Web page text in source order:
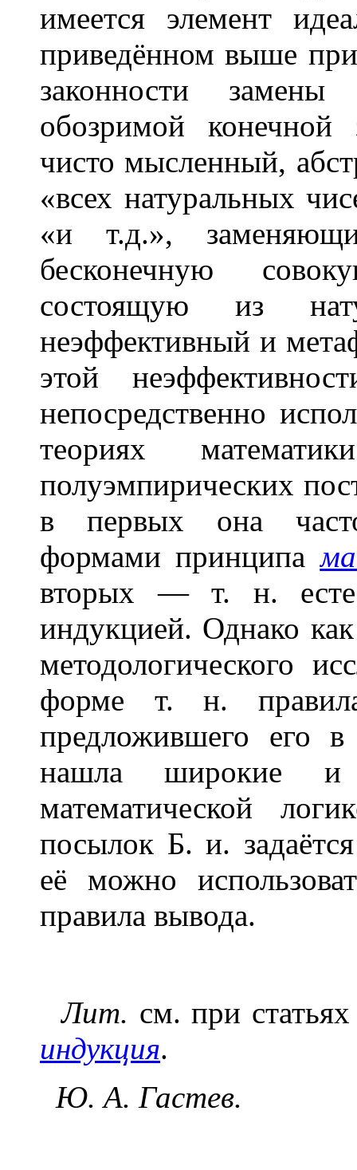
имеется элемент
приведённом выше
законности замены
обозримой конечной
чисто мысленный,
«всех натуральных
«и т.д.»,
бесконечную
состоящую из
неэффективный и
этой
непосредственно
теориях
полуэмпирических
в первых она
формами принципа
вторых — т. н.
индукцией. Однако
методологического
форме т. н.
предложившего его в
нашла широкие и
математической
посылок Б. и.
её можно
правила вывода.
Лит. см. при
индукция.
Ю. А. Гастев.